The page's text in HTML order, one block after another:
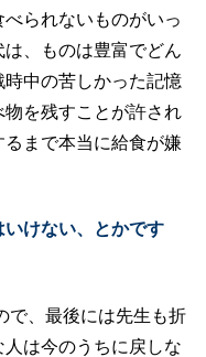
られないものがいっ
、ものは豊富でどん
中の苦しかった記憶
を残すことが許され
まで本当に給食が嫌
けない、とかです
で、最後には先生も折
は今のうちに戻しな